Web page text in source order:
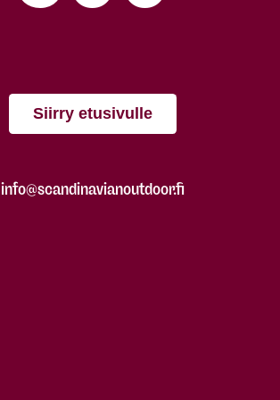
Siirry etusivulle
info@scandinavianoutdoor.fi